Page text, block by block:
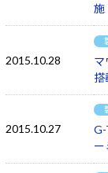
施
2015.10.28
マ
搭
2015.10.27
ー